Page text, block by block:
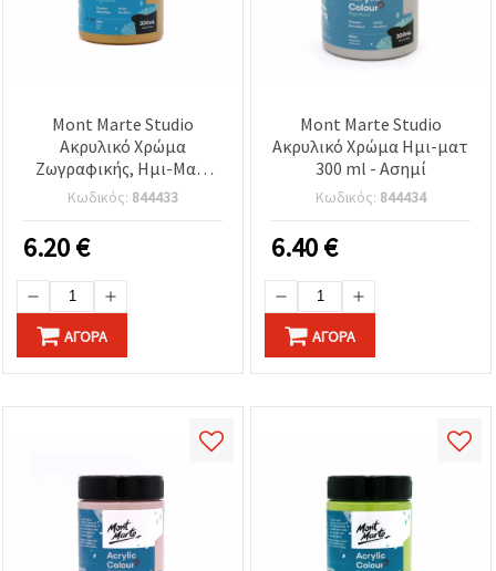
Mont Marte Studio
Ακρυλικό Χρώμα
Ζωγραφικής, Ημι-Ματ,
300 ml – Χρυσό
Κωδικός: 844433
6.20€
ΑΓΟΡΆ
Mont Marte Studio
Ακρυλικό Χρώμα Ημι-ματ
300 ml - Ασημί
Κωδικός: 844434
6.40€
ΑΓΟΡΆ